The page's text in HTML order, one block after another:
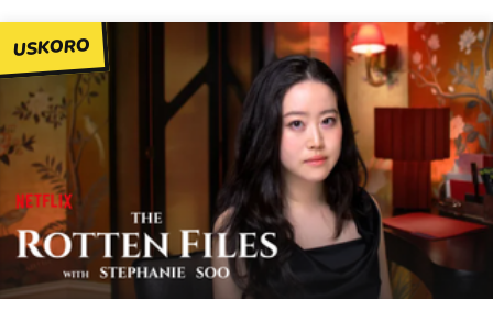
USKORO